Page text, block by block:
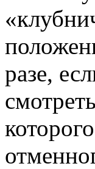
разе,